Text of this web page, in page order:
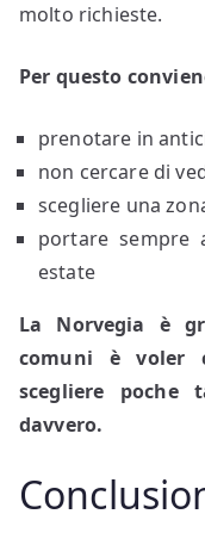
molto richieste.
Per questo
prenotare in
non cercare di
scegliere una
portare sempre
estate
La Norvegia è
comuni è voler
scegliere poche
davvero.